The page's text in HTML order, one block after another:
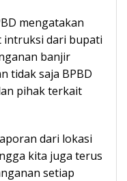
mengatakan
intruksi dari bupati
banjir
tidak saja BPBD
pihak terkait
dari lokasi
kita juga terus
setiap